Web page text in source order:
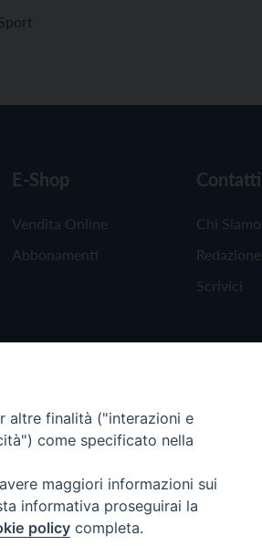
E-Shop
Vendita Online
Abbonamenti
Contatti
Chi Siamo
Redazione
Scrivici
altre finalità ("interazioni e
come specificato nella
maggiori informazioni sui
informativa proseguirai la
policy completa.